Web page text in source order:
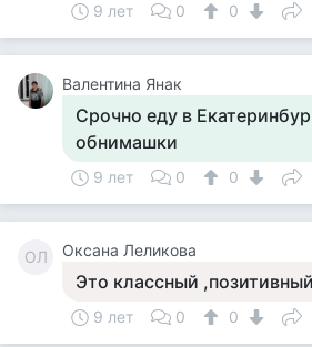
9 лет 0 0
Валентина Янак
Срочно еду в
обнимашки
9 лет 0 0
ОЛ Оксана Леликова
Это классный
9 лет 0 0